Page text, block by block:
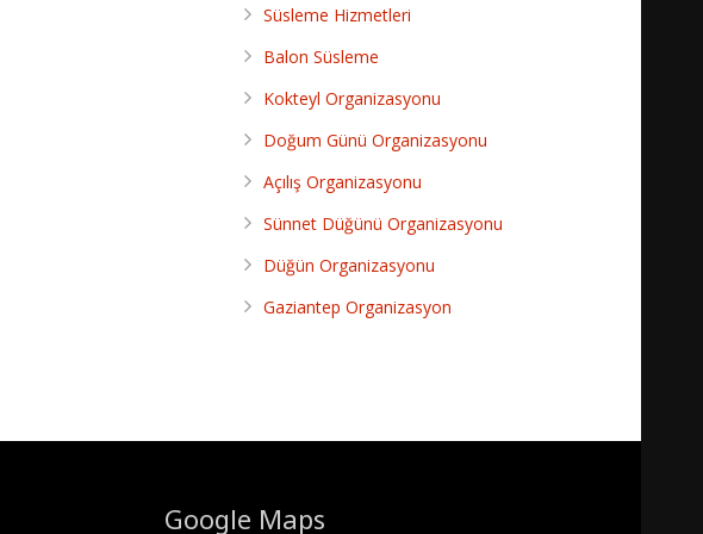
Süsleme Hizmetleri
Balon Süsleme
Kokteyl Organizasyonu
Doğum Günü Organizasyonu
Açılış Organizasyonu
Sünnet Düğünü Organizasyonu
Düğün Organizasyonu
Gaziantep Organizasyon
Google Maps